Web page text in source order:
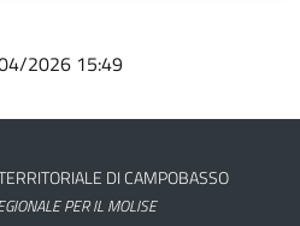
2026 15:49
DI CAMPOBASSO
PER IL MOLISE